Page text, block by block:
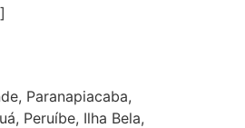
Paranapiacaba,
Peruíbe, Ilha Bela,